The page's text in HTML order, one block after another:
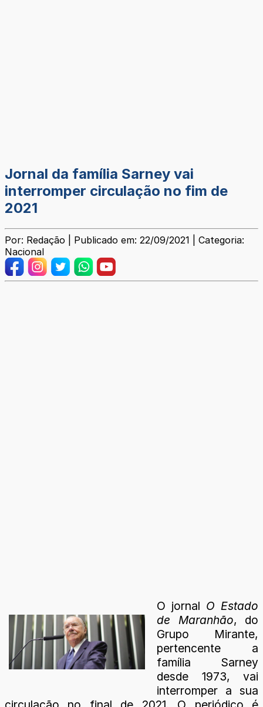
Jornal da família Sarney vai
interromper circulação no fim de
2021
Por: Redação | Publicado em: 22/09/2021 | Categoria:
Nacional
O jornal O Estado
de Maranhão, do
Grupo Mirante,
pertencente a
família Sarney
desde 1973, vai
interromper a sua